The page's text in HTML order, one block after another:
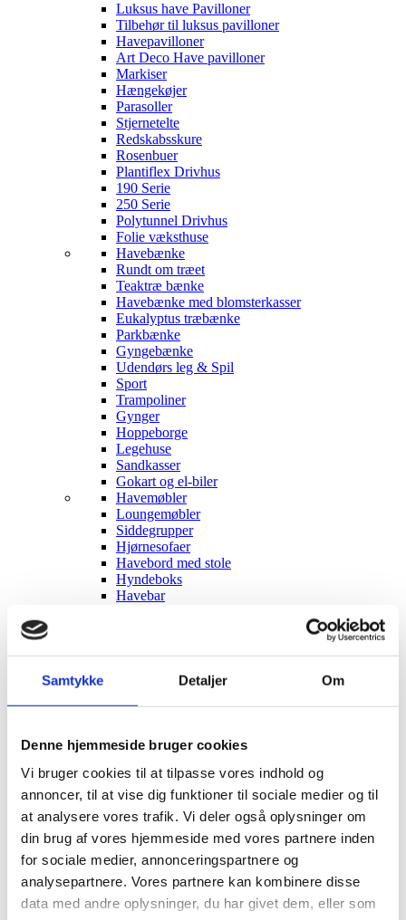
Samtykke Detaljer Om
Denne hjemmeside bruger cookies
Vi bruger cookies til at tilpasse vores indhold og
annoncer, til at vise dig funktioner til sociale medier og til
at analysere vores trafik. Vi deler også oplysninger om
din brug af vores hjemmeside med vores partnere inden
for sociale medier, annonceringspartnere og
analysepartnere. Vores partnere kan kombinere disse
data med andre oplysninger, du har givet dem, eller som
Luksus have Pavilloner
Tilbehør til luksus pavilloner
Havepavilloner
Art Deco Have pavilloner
Markiser
Hængekøjer
Parasoller
Stjernetelte
Redskabsskure
Rosenbuer
Plantiflex Drivhus
190 Serie
250 Serie
Polytunnel Drivhus
Folie væksthuse
Havebænke
Rundt om træet
Teaktræ bænke
Havebænke med blomsterkasser
Eukalyptus træbænke
Parkbænke
Gyngebænke
Udendørs leg & Spil
Sport
Trampoliner
Gynger
Hoppeborge
Legehuse
Sandkasser
Gokart og el-biler
Havemøbler
Loungemøbler
Siddegrupper
Hjørnesofaer
Havebord med stole
Hyndeboks
Havebar
Tyske Strandkurve
Model Anholt
Model Anholt & Lübeck cover
Model Sylt
Tilbehør til Strandkurve Anholt & Sylt
Model Rømø
Model Lübeck (Luksus)
Strandkurv cover I flere størrelser
Udendørs EL
Udendørs stikkontakter
Solcelleanlæg
Børnemøbler
Sminkeborde til børn